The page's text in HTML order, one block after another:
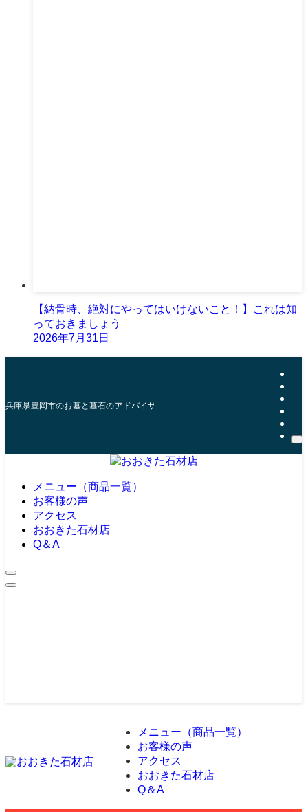
【納骨時、絶対にやってはいけないこと！】これは知
っておきましょう
2026年7月31日
兵庫県豊岡市のお墓と墓石のアドバイザー | おおきた石材店
メニュー（商品一覧）
お客様の声
アクセス
おおきた石材店
Q＆A
メニュー（商品一覧）
お客様の声
アクセス
おおきた石材店
Q＆A